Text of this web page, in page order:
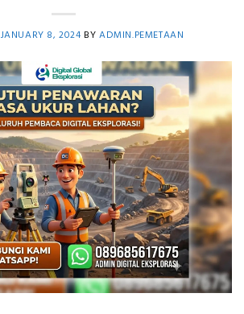
JANUARY 8, 2024BYADMIN.PEMETAAN